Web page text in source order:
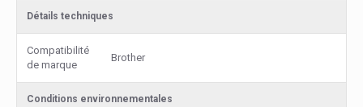
Détails techniques
Compatibilité
de marque
Brother
Conditions environnementales